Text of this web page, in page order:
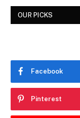
OUR PICKS
Facebook
Pinterest